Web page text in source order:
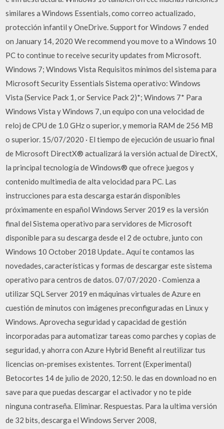
similares a Windows Essentials, como correo actualizado,
protección infantil y OneDrive. Support for Windows 7 ended
on January 14, 2020 We recommend you move to a Windows 10
PC to continue to receive security updates from Microsoft.
Windows 7; Windows Vista Requisitos mínimos del sistema para
Microsoft Security Essentials Sistema operativo: Windows
Vista (Service Pack 1, or Service Pack 2)*; Windows 7* Para
Windows Vista y Windows 7, un equipo con una velocidad de
reloj de CPU de 1.0 GHz o superior, y memoria RAM de 256 MB
o superior. 15/07/2020 · El tiempo de ejecución de usuario final
de Microsoft DirectX® actualizará la versión actual de DirectX,
la principal tecnología de Windows® que ofrece juegos y
contenido multimedia de alta velocidad para PC. Las
instrucciones para esta descarga estarán disponibles
próximamente en español Windows Server 2019 es la versión
final del Sistema operativo para servidores de Microsoft
disponible para su descarga desde el 2 de octubre, junto con
Windows 10 October 2018 Update.. Aquí te contamos las
novedades, características y formas de descargar este sistema
operativo para centros de datos. 07/07/2020 · Comienza a
utilizar SQL Server 2019 en máquinas virtuales de Azure en
cuestión de minutos con imágenes preconfiguradas en Linux y
Windows. Aprovecha seguridad y capacidad de gestión
incorporadas para automatizar tareas como parches y copias de
seguridad, y ahorra con Azure Hybrid Benefit al reutilizar tus
licencias on-premises existentes. Torrent (Experimental)
Betocortes 14 de julio de 2020, 12:50. le das en download no en
save para que puedas descargar el activador y no te pide
ninguna contraseña. Eliminar. Respuestas. Para la ultima versión
de 32 bits, descarga el Windows Server 2008,